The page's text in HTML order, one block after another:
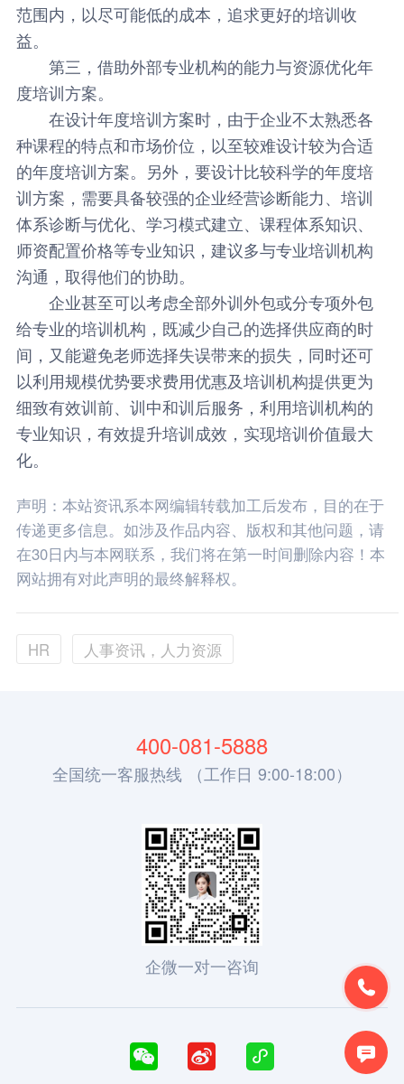
范围内，以尽可能低的成本，追求更好的培训收
益。
第三，借助外部专业机构的能力与资源优化年
度培训方案。
在设计年度培训方案时，由于企业不太熟悉各
种课程的特点和市场价位，以至较难设计较为合适
的年度培训方案。另外，要设计比较科学的年度培
训方案，需要具备较强的企业经营诊断能力、培训
体系诊断与优化、学习模式建立、课程体系知识、
师资配置价格等专业知识，建议多与专业培训机构
沟通，取得他们的协助。
企业甚至可以考虑全部外训外包或分专项外包
给专业的培训机构，既减少自己的选择供应商的时
间，又能避免老师选择失误带来的损失，同时还可
以利用规模优势要求费用优惠及培训机构提供更为
细致有效训前、训中和训后服务，利用培训机构的
专业知识，有效提升培训成效，实现培训价值最大
化。
声明：本站资讯系本网编辑转载加工后发布，目的在于
传递更多信息。如涉及作品内容、版权和其他问题，请
在30日内与本网联系，我们将在第一时间删除内容！本
网站拥有对此声明的最终解释权。
HR 人事资讯，人力资源


400-081-5888
全国统一客服热线 （工作日 9:00-18:00）
企微一对一咨询
  